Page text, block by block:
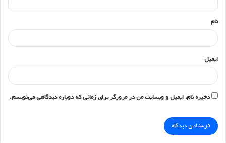
*
نام
ایمیل
ذخیره نام، ایمیل و وبسایت من در مرورگر برای زمانی که دوباره دیدگاهی می‌نویسم.